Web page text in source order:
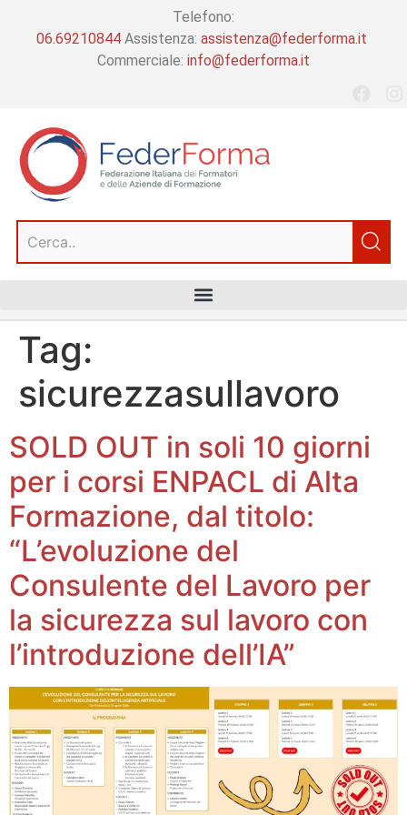
Telefono:
06.69210844 Assistenza: assistenza@federforma.it
Commerciale: info@federforma.it
Tag:
sicurezzasullavoro
SOLD OUT in soli 10 giorni
per i corsi ENPACL di Alta
Formazione, dal titolo:
“L’evoluzione del
Consulente del Lavoro per
la sicurezza sul lavoro con
l’introduzione dell’IA”